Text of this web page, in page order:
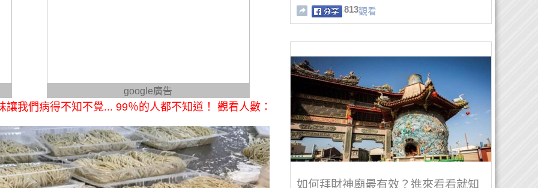
google廣告
我們病得不知不覺... 99％的人都不知道！ 觀看人數：
813觀看
如何拜財神廟最有效？進來看看就知